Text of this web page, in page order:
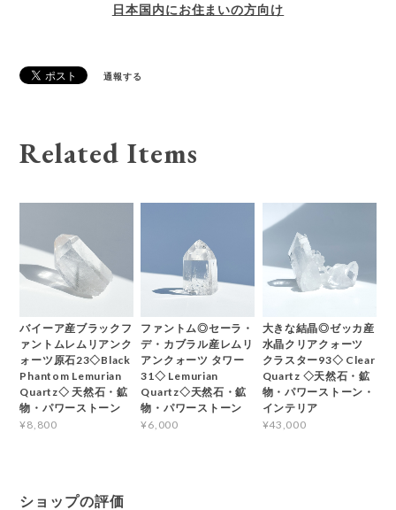
日本国内にお住まいの方向け
通報する
Related Items
バイーア産ブラックフ
ァントムレムリアンク
ォーツ原石23◇Black
Phantom Lemurian
Quartz◇ 天然石・鉱
物・パワーストーン
¥8,800
ファントム◎セーラ・
デ・カブラル産レムリ
アンクォーツ タワー
31◇ Lemurian
Quartz◇天然石・鉱
物・パワーストーン
¥6,000
大きな結晶◎ゼッカ産
水晶クリアクォーツ
クラスター93◇ Clear
Quartz ◇天然石・鉱
物・パワーストーン・
インテリア
¥43,000
ショップの評価